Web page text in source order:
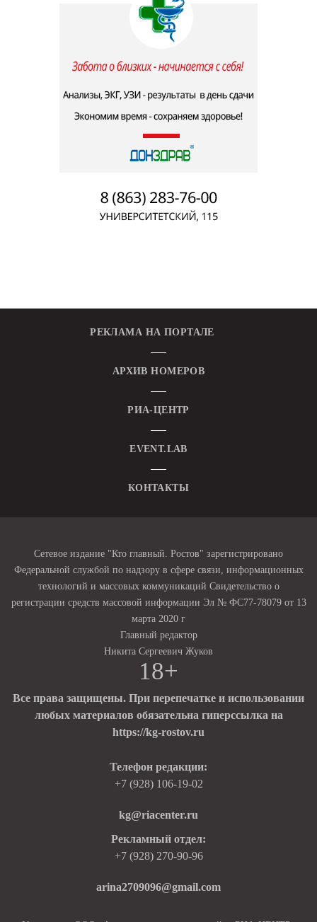
РЕКЛАМА НА ПОРТАЛЕ
АРХИВ НОМЕРОВ
РИА-ЦЕНТР
EVENT.LAB
КОНТАКТЫ
Сетевое издание "Кто главный. Ростов" зарегистрировано
Федеральной службой по надзору в сфере связи, информационных
технологий и массовых коммуникаций Свидетельство о
регистрации средств массовой информации Эл № ФС77-78079 от 13
марта 2020 г
Главный редактор
Никита Сергеевич Жуков
18+
Все права защищены. При перепечатке и использовании
любых материалов обязательна гиперссылка на
https://kg-rostov.ru
Телефон редакции:
+7 (928) 106-19-02
kg@riacenter.ru
Рекламный отдел:
+7 (928) 270-90-96
arina2709096@gmail.com